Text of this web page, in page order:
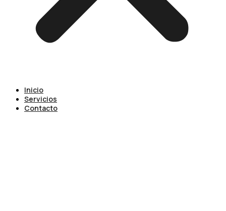
Inicio
Servicios
Contacto